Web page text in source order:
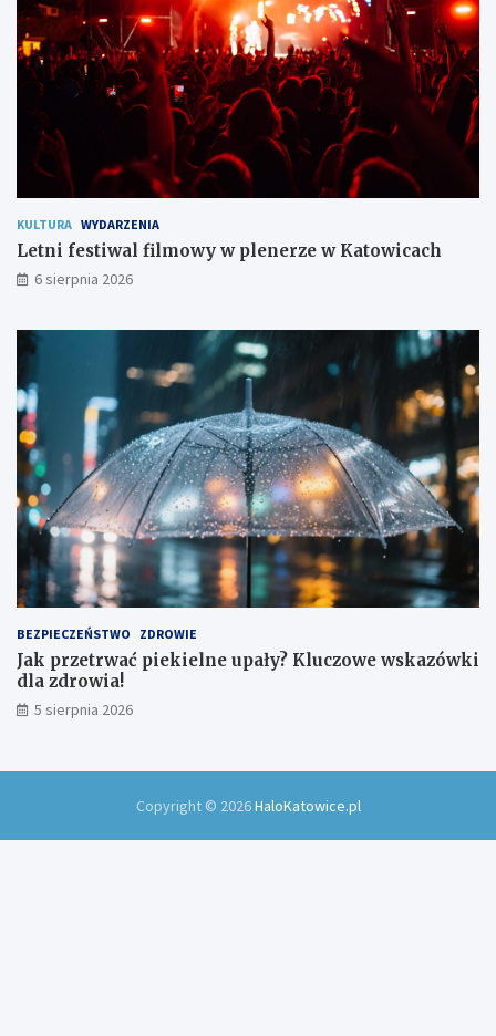
e
s
z
KULTURA WYDARZENIA
Letni festiwal filmowy w plenerze w Katowicach
6 sierpnia 2026
BEZPIECZEŃSTWO ZDROWIE
Jak przetrwać piekielne upały? Kluczowe wskazówki
dla zdrowia!
5 sierpnia 2026
Copyright © 2026HaloKatowice.pl